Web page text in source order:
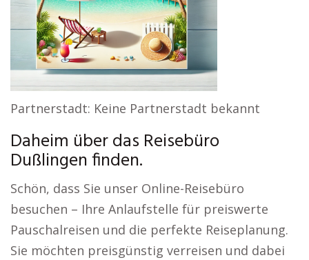
Partnerstadt: Keine Partnerstadt bekannt
Daheim über das Reisebüro
Dußlingen finden.
Schön, dass Sie unser Online-Reisebüro
besuchen – Ihre Anlaufstelle für preiswerte
Pauschalreisen und die perfekte Reiseplanung.
Sie möchten preisgünstig verreisen und dabei